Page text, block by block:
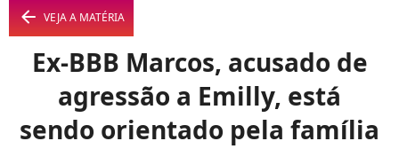
arrow_left VEJA A MATÉRIA
Ex-BBB Marcos, acusado de
agressão a Emilly, está
sendo orientado pela família